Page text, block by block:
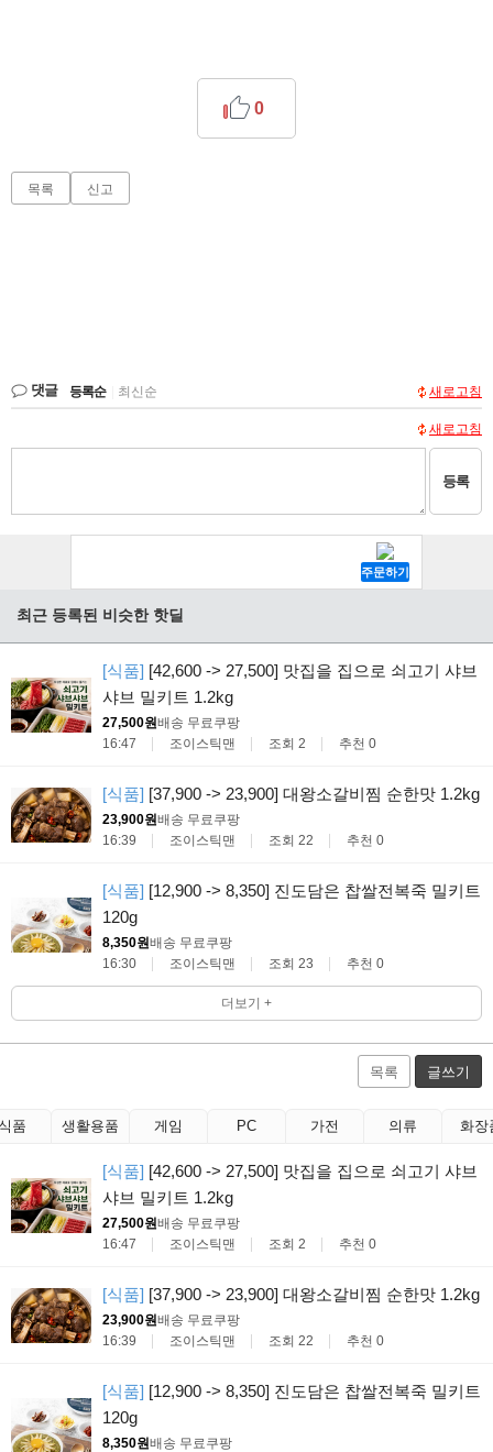
0
목록 신고
댓글 등록순 최신순 새로고침
새로고침
등록
최근 등록된 비슷한 핫딜
[식품] [42,600 -> 27,500] 맛집을 집으로 쇠고기 샤브
샤브 밀키트 1.2kg
27,500원배송 무료쿠팡
16:47
조이스틱맨 조회 2 추천 0
[식품] [37,900 -> 23,900] 대왕소갈비찜 순한맛 1.2kg
23,900원배송 무료쿠팡
16:39
조이스틱맨 조회 22 추천 0
[식품] [12,900 -> 8,350] 진도담은 찹쌀전복죽 밀키트
120g
8,350원배송 무료쿠팡
16:30
조이스틱맨 조회 23 추천 0
더보기 +
목록 글쓰기
품 생활용품 게임 PC 가전 의류 화장
[식품] [42,600 -> 27,500] 맛집을 집으로 쇠고기 샤브
샤브 밀키트 1.2kg
27,500원배송 무료쿠팡
16:47
조이스틱맨 조회 2 추천 0
[식품] [37,900 -> 23,900] 대왕소갈비찜 순한맛 1.2kg
23,900원배송 무료쿠팡
16:39
조이스틱맨 조회 22 추천 0
[식품] [12,900 -> 8,350] 진도담은 찹쌀전복죽 밀키트
120g
8,350원배송 무료쿠팡